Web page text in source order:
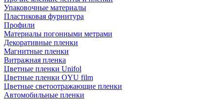
Упаковочные материалы
Пластиковая фурнитура
Профили
Материалы погонными метрами
Декоративные пленки
Магнитные пленки
Витражная пленка
Цветные пленки Unifol
Цветные пленки OYU film
Цветные светоотражающие пленки
Автомобильные пленки